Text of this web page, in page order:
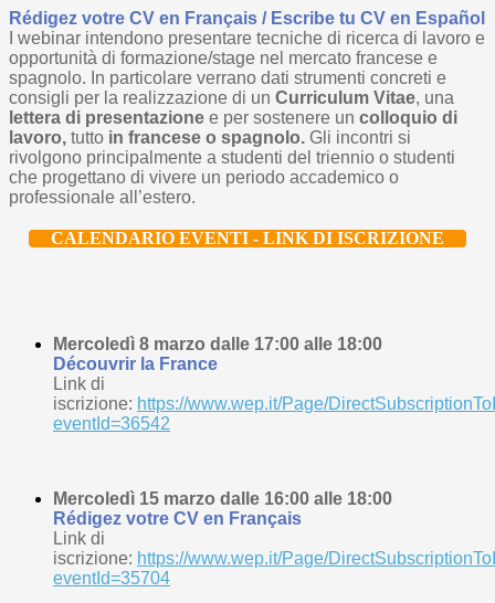
Rédigez votre CV en Français / Escribe tu CV en Español
I webinar intendono presentare tecniche di ricerca di lavoro e
opportunità di formazione/stage nel mercato francese e
spagnolo. In particolare verrano dati strumenti concreti e
consigli per la realizzazione di un Curriculum Vitae, una
lettera di presentazione e per sostenere un colloquio di
lavoro, tutto in francese o spagnolo. Gli incontri si
rivolgono principalmente a studenti del triennio o studenti
che progettano di vivere un periodo accademico o
professionale all’estero.
CALENDARIO EVENTI - LINK DI ISCRIZIONE
Mercoledì 8 marzo dalle 17:00 alle 18:00
Découvrir la France
Link di
iscrizione: https://www.wep.it/Page/
eventId=36542
Mercoledì 15 marzo dalle 16:00 alle 18:00
Rédigez votre CV en Français
Link di
iscrizione: https://www.wep.it/Page/
eventId=35704